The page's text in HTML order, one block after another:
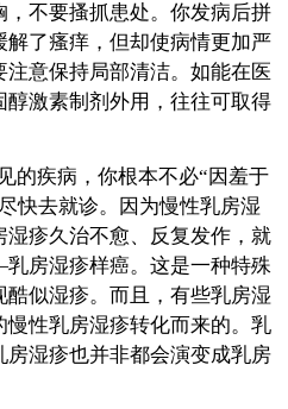
不要搔抓患处。你发病后拼
了瘙痒，但却使病情更加严
意保持局部清洁。如能在医
激素制剂外用，往往可取得
的疾病，你根本不必“因羞于
快去就诊。因为慢性乳房湿
疹久治不愈、反复发作，就
房湿疹样癌。这是一种特殊
似湿疹。而且，有些乳房湿
性乳房湿疹转化而来的。乳
房湿疹也并非都会演变成乳房